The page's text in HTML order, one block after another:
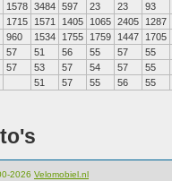
1578 3484 597 23 23 93
1715 1571 1405 1065 2405 1287
960 1534 1755 1759 1447 1705
57 51 56 55 57 55
57 53 57 54 57 55
51 57 55 56 55
2026 Velomobiel.nl